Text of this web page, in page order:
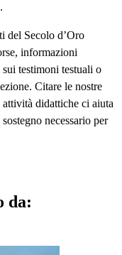
del Secolo d’Oro
informazioni
testimoni testuali o
Citare le nostre
didattiche ci aiuta
necessario per
da: